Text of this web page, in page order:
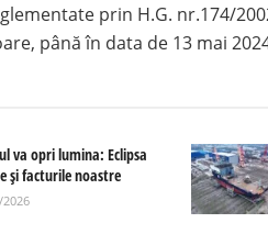
prin H.G. nr.174/
până în data de 13 mai
va opri lumina: Eclipsa
și facturile noastre